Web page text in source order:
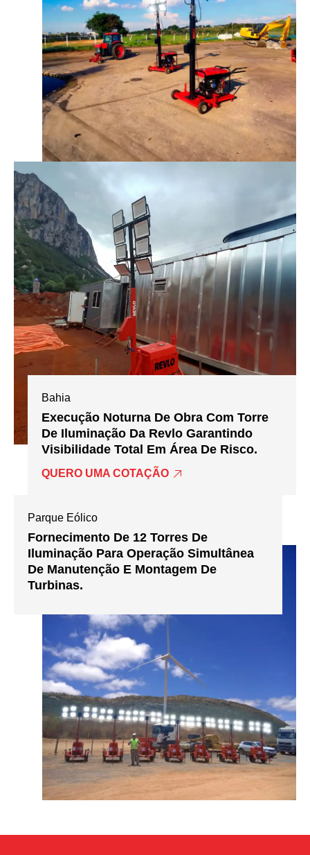
Bahia
Execução Noturna De Obra Com Torre
De Iluminação Da Revlo Garantindo
Visibilidade Total Em Área De Risco.
QUERO UMA COTAÇÃO
Parque Eólico
Fornecimento De 12 Torres De
Iluminação Para Operação Simultânea
De Manutenção E Montagem De
Turbinas.